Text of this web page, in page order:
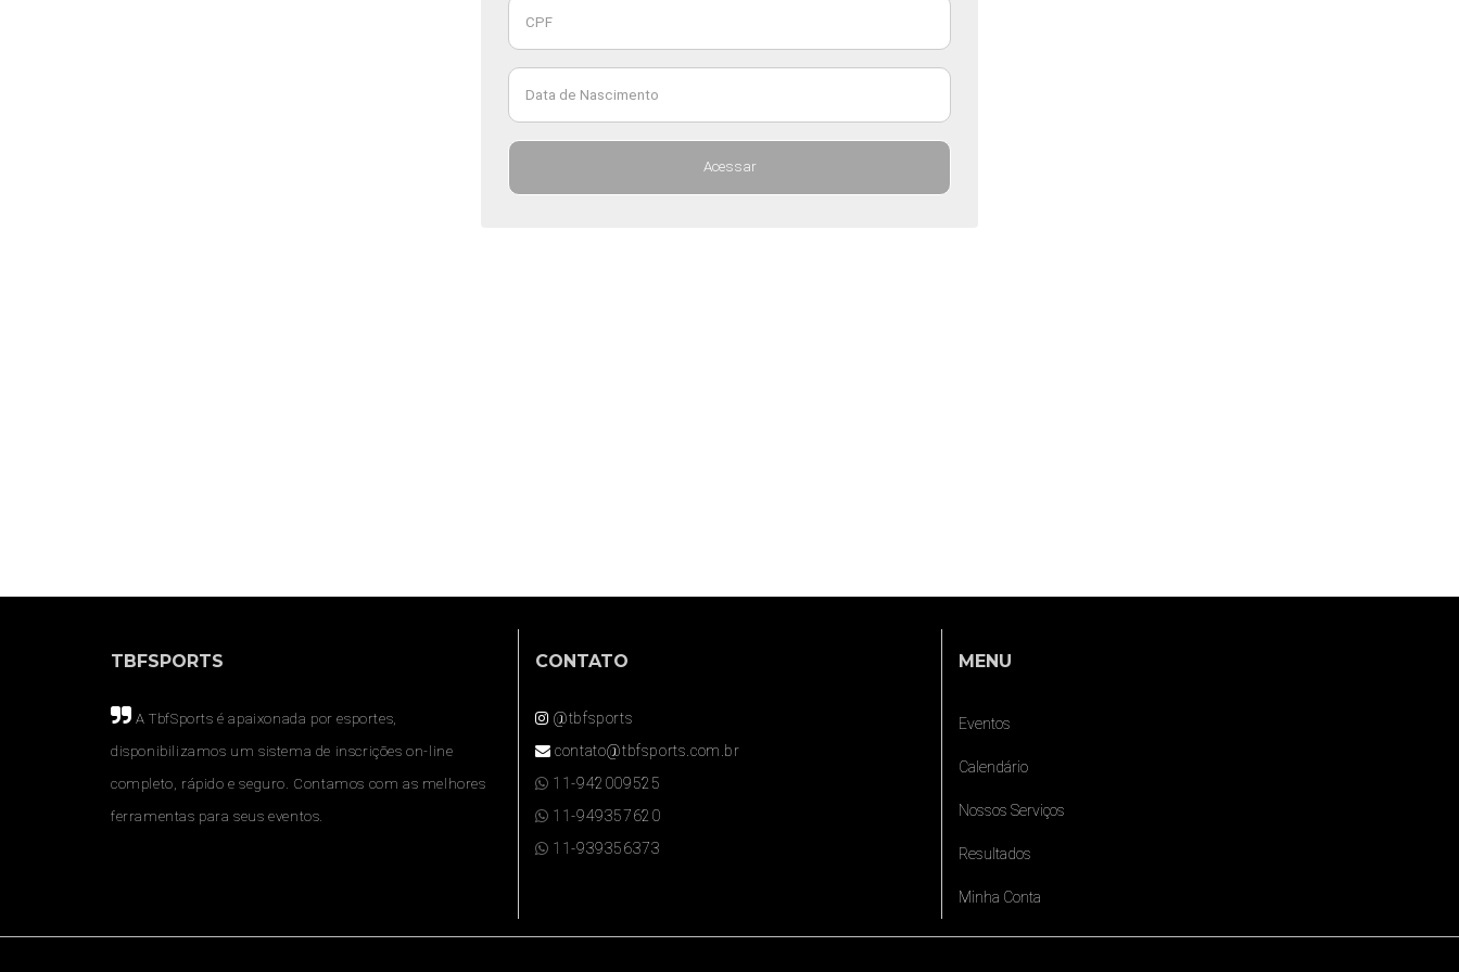
Acessar
TBFSPORTS
A TbfSports é apaixonada por esportes,
disponibilizamos um sistema de inscrições on-line
completo, rápido e seguro. Contamos com as melhores
ferramentas para seus eventos.
CONTATO
@tbfsports
contato@tbfsports.com.br
11-942009525
11-949357620
11-939356373
MENU
Eventos
Calendário
Nossos Serviços
Resultados
Minha Conta